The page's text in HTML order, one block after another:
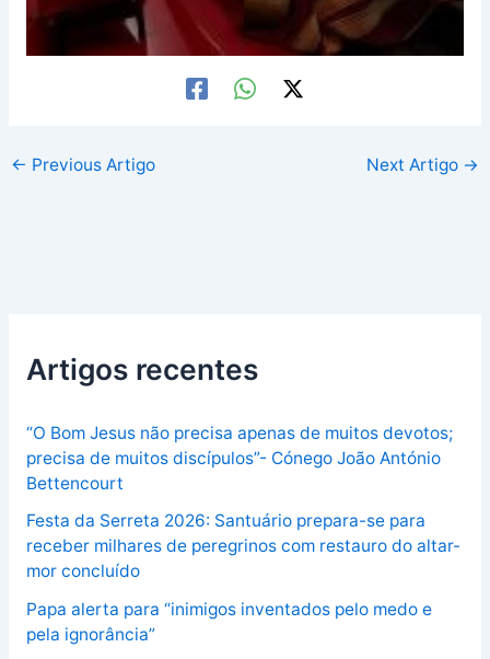
← Previous Artigo Next Artigo →
Artigos recentes
“O Bom Jesus não precisa apenas de muitos devotos;
precisa de muitos discípulos”- Cónego João António
Bettencourt
Festa da Serreta 2026: Santuário prepara-se para
receber milhares de peregrinos com restauro do altar-
mor concluído
Papa alerta para “inimigos inventados pelo medo e
pela ignorância”